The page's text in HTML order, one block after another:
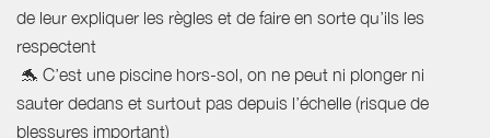
de leur expliquer les règles et de faire en sorte qu’ils les
respectent
🐬 C’est une piscine hors-sol, on ne peut ni plonger ni
sauter dedans et surtout pas depuis l’échelle (risque de
blessures important)